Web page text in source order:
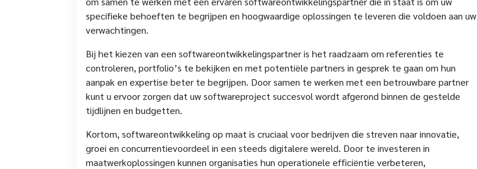
specifieke behoeften te begrijpen en hoogwaardige oplossingen te leveren die voldoen aan uw
verwachtingen.
Bij het kiezen van een softwareontwikkelingspartner is het raadzaam om referenties te
controleren, portfolio’s te bekijken en met potentiële partners in gesprek te gaan om hun
aanpak en expertise beter te begrijpen. Door samen te werken met een betrouwbare partner
kunt u ervoor zorgen dat uw softwareproject succesvol wordt afgerond binnen de gestelde
tijdlijnen en budgetten.
Kortom, softwareontwikkeling op maat is cruciaal voor bedrijven die streven naar innovatie,
groei en concurrentievoordeel in een steeds digitalere wereld. Door te investeren in
maatwerkoplossingen kunnen organisaties hun operationele efficiëntie verbeteren,